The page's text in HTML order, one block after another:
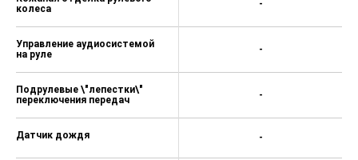
колеса
Управление аудиосистемой
на руле
Подрулевые \"лепестки\"
переключения передач
Датчик дождя
-
-
-
-